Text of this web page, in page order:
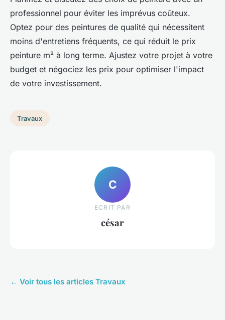
professionnel pour éviter les imprévus coûteux.
Optez pour des peintures de qualité qui nécessitent
moins d'entretiens fréquents, ce qui réduit le prix
peinture m² à long terme. Ajustez votre projet à votre
budget et négociez les prix pour optimiser l'impact
de votre investissement.
Travaux
C
ECRIT PAR
césar
← Voir tous les articles Travaux